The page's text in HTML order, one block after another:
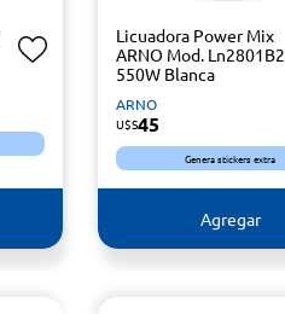
Licuadora Power Mix
ARNO Mod. Ln2801B2
550W Blanca
ARNO
U$S45
Genera stickers extra
Agregar